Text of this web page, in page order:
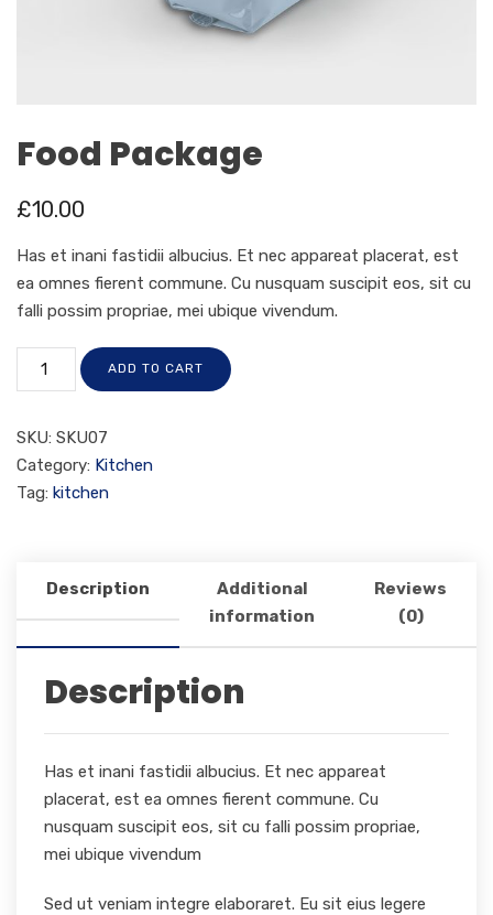
Food Package
£10.00
Has et inani fastidii albucius. Et nec appareat placerat, est
ea omnes fierent commune. Cu nusquam suscipit eos, sit cu
falli possim propriae, mei ubique vivendum.
ADD TO CART
SKU: SKU07
Category: Kitchen
Tag: kitchen
Description
Additional
information
Reviews
(0)
Description
Has et inani fastidii albucius. Et nec appareat
placerat, est ea omnes fierent commune. Cu
nusquam suscipit eos, sit cu falli possim propriae,
mei ubique vivendum
Sed ut veniam integre elaboraret. Eu sit eius legere